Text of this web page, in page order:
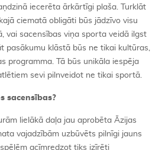
iecerēta ārkārtīgi plaša. Turklāt
ciematā obligāti būs jādzīvo visu
vai sacensības viņa sporta veidā ilgst
pasākumu klāstā būs ne tikai kultūras,
programma. Tā būs unikāla iespēja
sevi pilnveidot ne tikai sportā.
sacensības?
lielākā daļa jau aprobēta Āzijas
vajadzībām uzbūvēts pilnīgi jauns
acīmredzot tiks izīrēti